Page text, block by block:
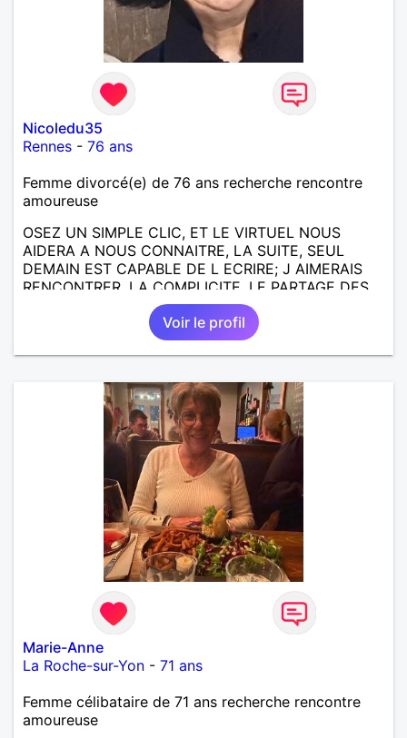
Nicoledu35
Rennes - 76 ans
Femme divorcé(e) de 76 ans recherche rencontre
amoureuse
OSEZ UN SIMPLE CLIC, ET LE VIRTUEL NOUS
AIDERA A NOUS CONNAITRE, LA SUITE, SEUL
DEMAIN EST CAPABLE DE L ECRIRE; J AIMERAIS
RENCONTRER, LA COMPLICITE, LE PARTAGE DES
BELLES CHOSES DE LA VIE : BALADES, VOYAGES
EN FRANCE OU AILLEURS. ETRE A L ECOUTE DE L
AUTRE, ET LA VIE SERA PLUS BELLE
ENCORE.....................
Voir le profil
Marie-Anne
La Roche-sur-Yon - 71 ans
Femme célibataire de 71 ans recherche rencontre
amoureuse